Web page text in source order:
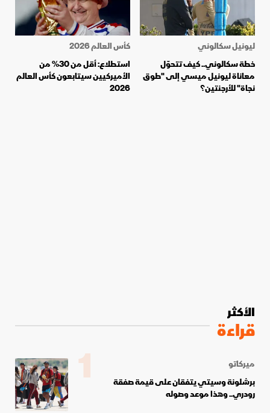
ليونيل سكالوني
خطة سكالوني.. كيف تتحوّل
معاناة ليونيل ميسي إلى "طوق
نجاة" للأرجنتين؟
كأس العالم 2026
استطلاع: أقل من 30% من
الأميركيين سيتابعون كأس العالم
2026
الأكثر
قراءة
ميركاتو
برشلونة وسيتي يتفقان على قيمة صفقة
رودري.. وهذا موعد وصوله
1